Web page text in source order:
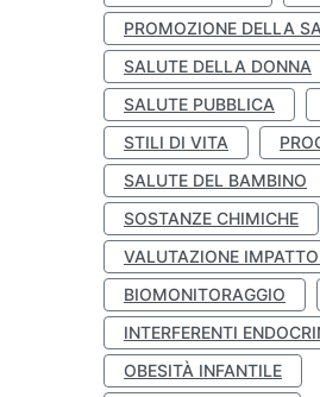
PROMOZIONE DELLA
SALUTE DELLA DONNA
SALUTE PUBBLICA
STILI DI VITA
SALUTE DEL BAMBINO
SOSTANZE CHIMICHE
VALUTAZIONE
BIOMONITORAGGIO
INTERFERENTI
OBESITÀ INFANTILE